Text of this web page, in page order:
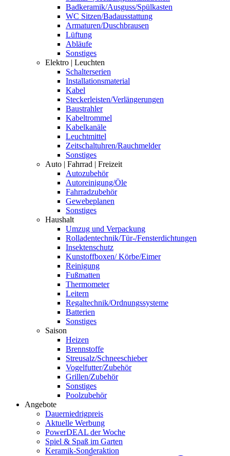
Badkeramik/Ausguss/Spülkasten
WC Sitzen/Badausstattung
Armaturen/Duschbrausen
Lüftung
Abläufe
Sonstiges
Elektro | Leuchten
Schalterserien
Installationsmaterial
Kabel
Steckerleisten/Verlängerungen
Baustrahler
Kabeltrommel
Kabelkanäle
Leuchtmittel
Zeitschaltuhren/Rauchmelder
Sonstiges
Auto | Fahrrad | Freizeit
Autozubehör
Autoreinigung/Öle
Fahrradzubehör
Gewebeplanen
Sonstiges
Haushalt
Umzug und Verpackung
Rolladentechnik/Tür-/Fensterdichtungen
Insektenschutz
Kunstoffboxen/ Körbe/Eimer
Reinigung
Fußmatten
Thermometer
Leitern
Regaltechnik/Ordnungssysteme
Batterien
Sonstiges
Saison
Heizen
Brennstoffe
Streusalz/Schneeschieber
Vogelfutter/Zubehör
Grillen/Zubehör
Sonstiges
Poolzubehör
Angebote
Dauerniedrigpreis
Aktuelle Werbung
PowerDEAL der Woche
Spiel & Spaß im Garten
Keramik-Sonderaktion